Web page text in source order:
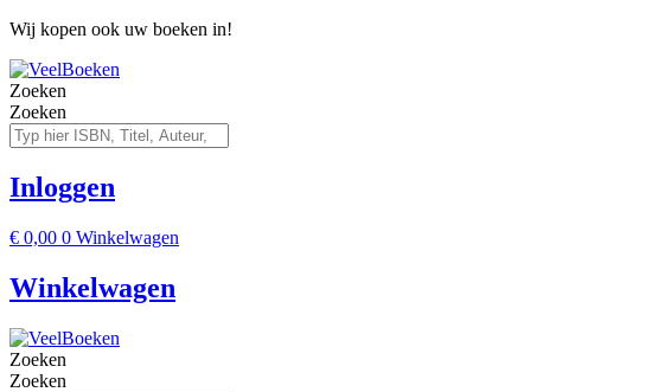
Wij kopen ook uw boeken in!
Zoeken
Zoeken
Inloggen
€ 0,00 0 Winkelwagen
Winkelwagen
Zoeken
Zoeken